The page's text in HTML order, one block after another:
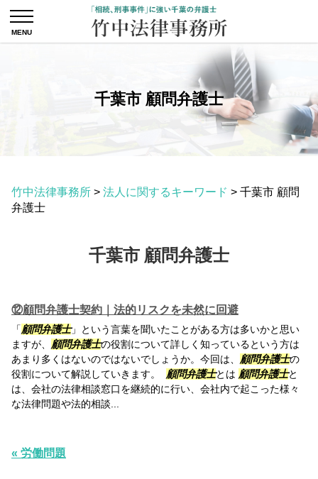
千葉市 顧問弁護士
竹中法律事務所 > 法人に関するキーワード > 千葉市 顧問
弁護士
千葉市 顧問弁護士
⑫顧問弁護士契約｜法的リスクを未然に回避
「顧問弁護士」という言葉を聞いたことがある方は多いかと思い
ますが、 顧問弁護士の役割について詳しく知っているという方は
あまり多くはないのではないでしょうか。今回は、 顧問弁護士の
役割について解説していきます。 顧問弁護士とは 顧問弁護士と
は、会社の法律相談窓口を継続的に行い、会社内で起こった様々
な法律問題や法的相談...
« 労働問題